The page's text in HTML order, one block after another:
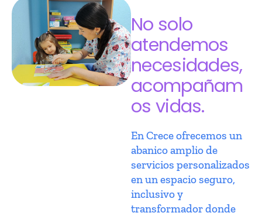
No solo
atendemos
necesidades,
acompañam
os vidas.
En Crece ofrecemos un
abanico amplio de
servicios personalizados
en un espacio seguro,
inclusivo y
transformador donde